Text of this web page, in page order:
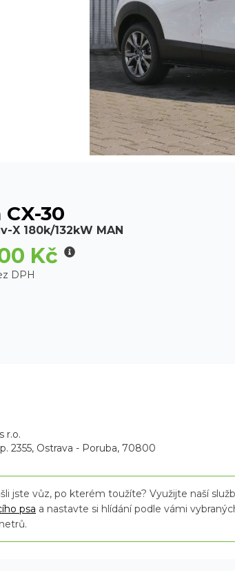
CX-30
X 180k/132kW MAN
Kč
DPH
r.o.
2355, Ostrava - Poruba, 70800
jste vůz, po kterém toužíte? Využijte naší
psa a nastavte si hlídání podle vámi